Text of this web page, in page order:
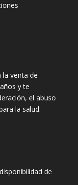
venta de
y te
el abuso
la salud.
de